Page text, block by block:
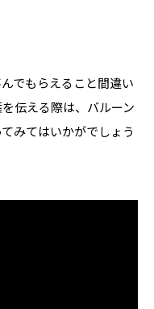
でもらえること間違い
伝える際は、バルーン
みてはいかがでしょう